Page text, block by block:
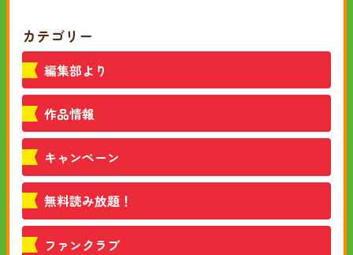
カテゴリー
編集部より
作品情報
キャンペーン
無料読み放題！
ファンクラブ